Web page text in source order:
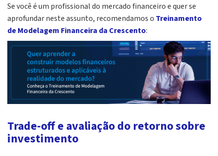
Se você é um profissional do mercado financeiro e quer se
aprofundar neste assunto, recomendamos o Treinamento
de Modelagem Financeira da Crescento:
Trade-off e avaliação do retorno sobre
investimento